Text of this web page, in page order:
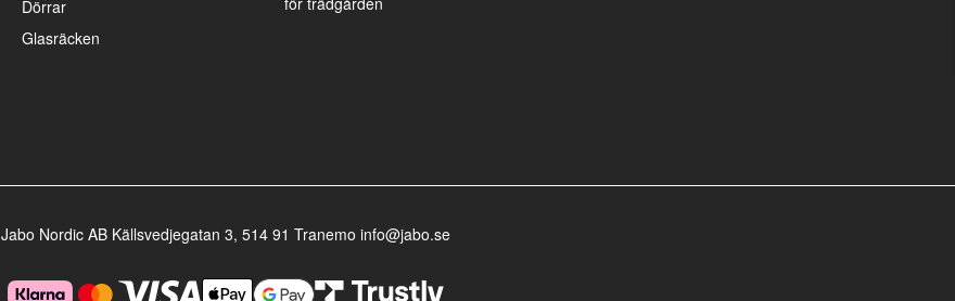
Dörrar
Glasräcken
Jabo Nordic AB Källsvedjegatan 3, 514 91 Tranemo info@jabo.se